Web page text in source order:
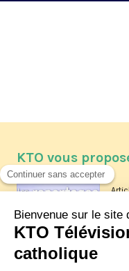
KTO vous